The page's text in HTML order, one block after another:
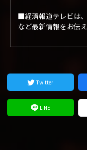
■経済報道テレビは
など最新情報をお伝
Twitter
LINE